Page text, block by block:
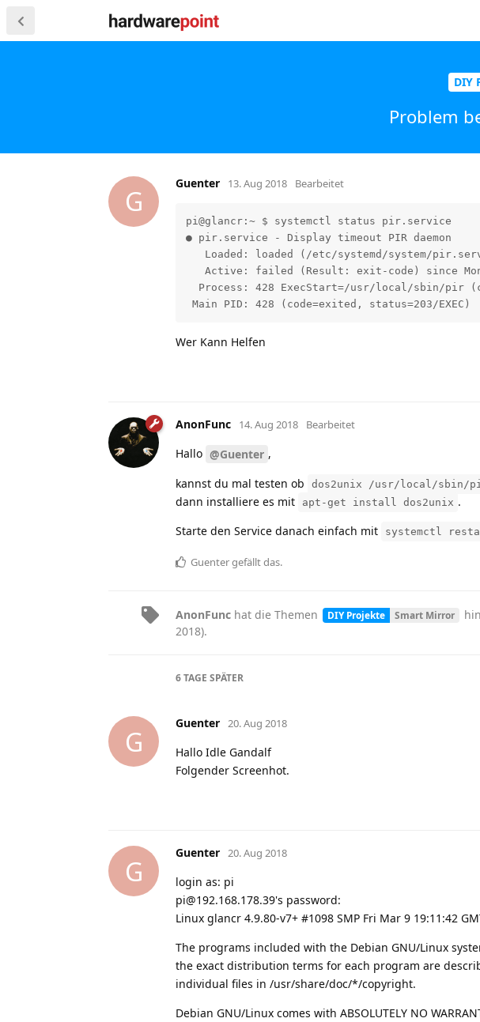
DIY
Problem
G
Guenter 13. Aug 2018 Bearbeitet
pi@glancr:~ $ systemctl status pir.service
● pir.service - Display timeout PIR daemon
Loaded: loaded (/etc/systemd/system/
Active: failed (Result: exit-code) since
Process: 428 ExecStart=/usr/local/sbin/pir
Main PID: 428 (code=exited, status=203/EXEC)
Wer Kann Helfen
AnonFunc 14. Aug 2018 Bearbeitet
Hallo @Guenter ,
kannst du mal testen ob dos2unix /usr/local/sbin/
dann installiere es mit
apt-get install dos2unix .
Starte den Service danach einfach mit
systemctl
Guentergefällt das.
AnonFunc hat die Themen DIY Projekte Smart Mirror
2018).
6 TAGE SPÄTER
G
Guenter 20. Aug 2018
Hallo Idle Gandalf
Folgender Screenhot.
G
Guenter 20. Aug 2018
login as: pi
pi@192.168.178.39's password:
Linux glancr 4.9.80-v7+ #1098 SMP Fri Mar 9 19:11:42
The programs included with the Debian GNU/Linux
the exact distribution terms for each program are
individual files in /usr/share/doc/*/copyright.
Debian GNU/Linux comes with ABSOLUTELY NO